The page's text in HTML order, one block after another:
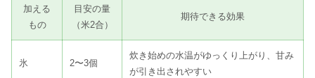
加える
もの
目安の量
（米2合）
期待できる効果
氷 2〜3個
炊き始めの水温がゆっくり上がり、甘み
が引き出されやすい